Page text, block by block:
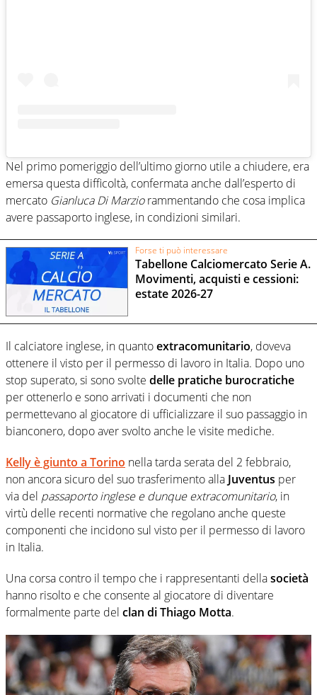
Nel primo pomeriggio dell’ultimo giorno utile a chiudere, era
emersa questa difficoltà, confermata anche dall’esperto di
mercato Gianluca Di Marziorammentando che cosa implica
avere passaporto inglese, in condizioni similari.
Forse ti può interessare
Tabellone Calciomercato Serie A.
Movimenti, acquisti e cessioni:
estate 2026-27
Il calciatore inglese, in quantoextracomunitario, doveva
ottenere il visto per il permesso di lavoro in Italia. Dopo uno
stop superato, si sono svolte delle pratiche burocratiche
per ottenerlo e sono arrivati i documenti che non
permettevano al giocatore di ufficializzare il suo passaggio in
bianconero, dopo aver svolto anche le visite mediche.
Kellyè giunto a Torino nella tarda serata del 2 febbraio,
non ancora sicuro del suo trasferimento alla Juventus per
via del passaporto inglese e dunque extracomunitario, in
virtù delle recenti normative che regolano anche queste
componenti che incidono sul visto per il permesso di lavoro
in Italia.
Una corsa contro il tempo che i rappresentanti dellasocietà
hanno risolto e che consente al giocatore di diventare
formalmente parte del clan di Thiago Motta.